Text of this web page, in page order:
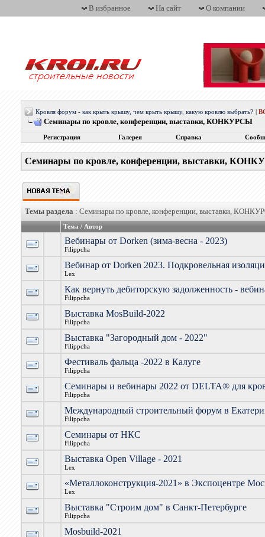
В избранное На сайт О компании
Кровля форум - как крыть крышу, чем крыть крышу, какую кровлю выбрать?
Семинары по кровле, конференции, выставки, КОНКУРСЫ
Регистрация Галерея Справка
Семинары по кровле, конференции, выставки,
Темы раздела: Семинары по кровле, конференции, выставки,
Тема / Автор
Вебинары от Dorken (зима-весна - 2023)
Filippcha
Вебинар от Dorken 2023. Подкровельная
Lex
Как вернуть дебиторскую задолженность -
Filippcha
Выставка MosBuild-2022
Filippcha
Выставка "Загородный дом - 2022"
Filippcha
Фестиваль фальца -2022 в Калуге
Filippcha
Семинары и вебинары 2022 от DELTA® для
Filippcha
Международный строительный форум в
Filippcha
Семинары от НКС
Filippcha
Выставка Open Village - 2021
Lex
«Металлоконструкция-2021» в Экспоцентре
Lex
Выставка "Строим дом" в Санкт-Петербурге
Filippcha
Mosbuild-2021